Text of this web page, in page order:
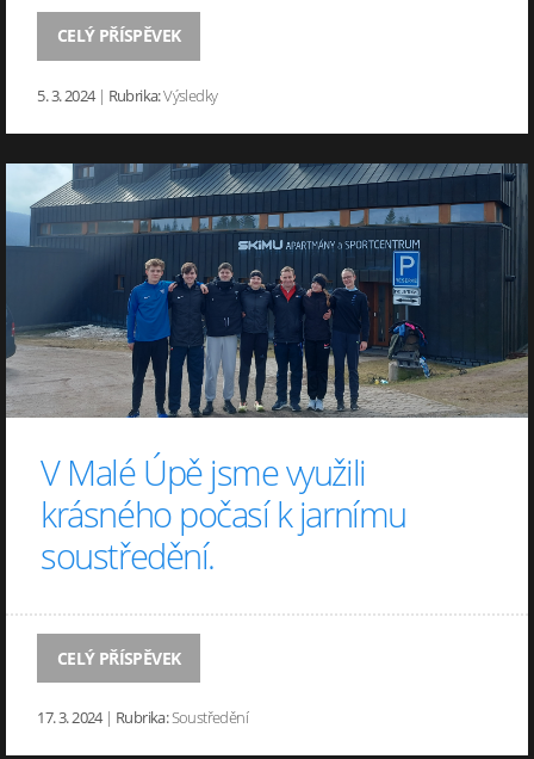
CELÝ PŘÍSPĚVEK
5. 3. 2024 | Rubrika:Výsledky
V Malé Úpě jsme využili
krásného počasí k jarnímu
soustředění.
CELÝ PŘÍSPĚVEK
17. 3. 2024 | Rubrika:Soustředění